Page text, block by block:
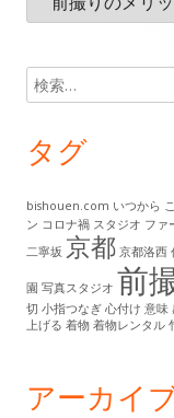
ー・
ン
ン
ツ
テ
リ
ー
検
索:
タグ
bishouen.com いつから
ン コロナ禍 スタジオ ファ
二寧坂 京都 京都洛西
園 写真スタジオ 前
切 小指つなぎ 心付け 意味
上げる 着物 着物レンタル
アーカイ